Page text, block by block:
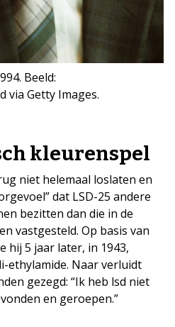
Beeld:
via Getty Images.
kleurenspel
niet helemaal loslaten en
dat LSD-25 andere
bezitten dan die in de
vastgesteld. Op basis van
hij 5 jaar later, in 1943,
ethylamide. Naar verluidt
gezegd: “Ik heb lsd niet
en geroepen.”